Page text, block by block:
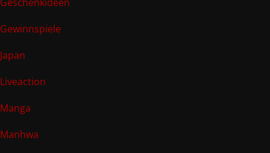
Gewinnspiele
Japan
Liveaction
Manga
Manhwa